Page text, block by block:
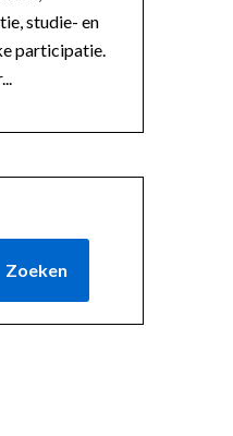
studie- en
participatie.
Zoeken